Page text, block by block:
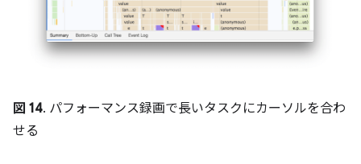
図 14. パフォーマンス録画で長いタスクにカーソルを合わ
せる